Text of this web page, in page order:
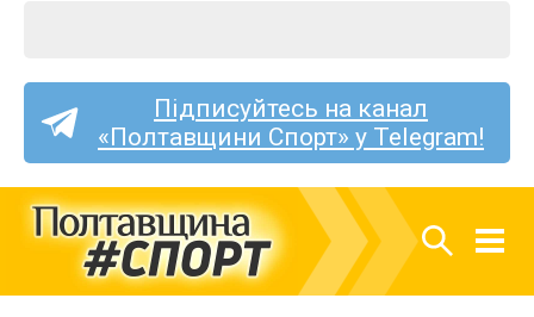
Підписуйтесь на канал
«Полтавщини Спорт» у Telegram!